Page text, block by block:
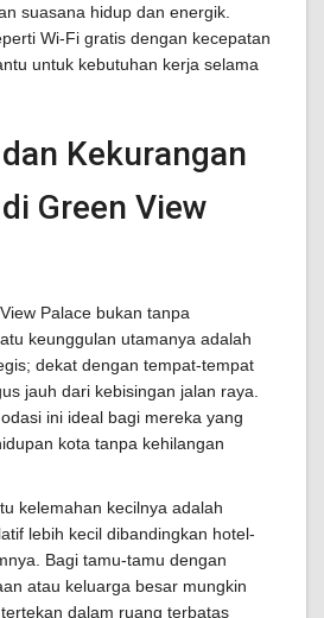
suasana hidup dan energik.
Wi-Fi gratis dengan kecepatan
untuk kebutuhan kerja selama
Kekurangan
Green View
Palace bukan tanpa
keunggulan utamanya adalah
dekat dengan tempat-tempat
jauh dari kebisingan jalan raya.
ini ideal bagi mereka yang
kota tanpa kehilangan
kelemahan kecilnya adalah
lebih kecil dibandingkan hotel-
Bagi tamu-tamu dengan
atau keluarga besar mungkin
dalam ruang terbatas